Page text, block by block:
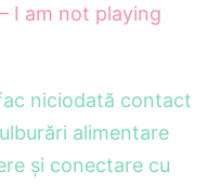
I am not playing
niciodată contact
alimentare
și conectare cu